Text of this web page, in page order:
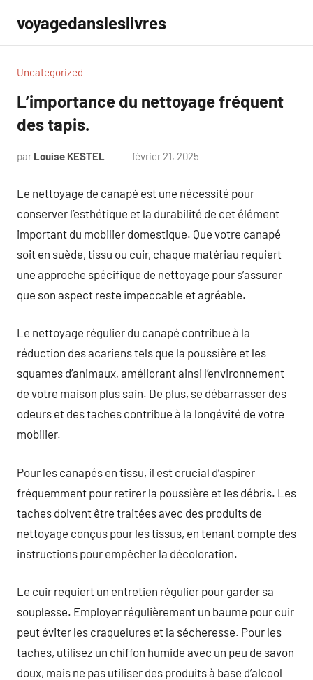
contenu
voyagedansleslivres
Uncategorized
L’importance du nettoyage fréquent
des tapis.
par Louise KESTEL février 21, 2025
Le nettoyage de canapé est une nécessité pour
conserver l’esthétique et la durabilité de cet élément
important du mobilier domestique. Que votre canapé
soit en suède, tissu ou cuir, chaque matériau requiert
une approche spécifique de nettoyage pour s’assurer
que son aspect reste impeccable et agréable.
Le nettoyage régulier du canapé contribue à la
réduction des acariens tels que la poussière et les
squames d’animaux, améliorant ainsi l’environnement
de votre maison plus sain. De plus, se débarrasser des
odeurs et des taches contribue à la longévité de votre
mobilier.
Pour les canapés en tissu, il est crucial d’aspirer
fréquemment pour retirer la poussière et les débris. Les
taches doivent être traitées avec des produits de
nettoyage conçus pour les tissus, en tenant compte des
instructions pour empêcher la décoloration.
Le cuir requiert un entretien régulier pour garder sa
souplesse. Employer régulièrement un baume pour cuir
peut éviter les craquelures et la sécheresse. Pour les
taches, utilisez un chiffon humide avec un peu de savon
doux, mais ne pas utiliser des produits à base d’alcool